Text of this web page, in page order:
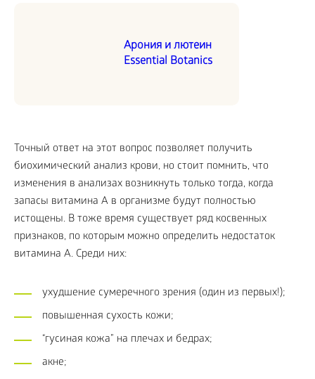
Арония и лютеин
Essential Botanics
Точный ответ на этот вопрос позволяет получить
биохимический анализ крови, но стоит помнить, что
изменения в анализах возникнуть только тогда, когда
запасы витамина А в организме будут полностью
истощены. В тоже время существует ряд косвенных
признаков, по которым можно определить недостаток
витамина А. Среди них:
ухудшение сумеречного зрения (один из первых!);
повышенная сухость кожи;
“гусиная кожа” на плечах и бедрах;
акне;